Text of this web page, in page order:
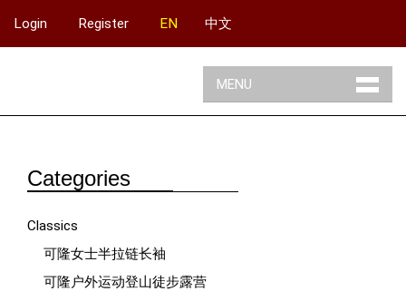
Login Register EN 中文
MENU
Categories
Classics
可隆女士半拉链长袖
可隆户外运动登山徒步露营